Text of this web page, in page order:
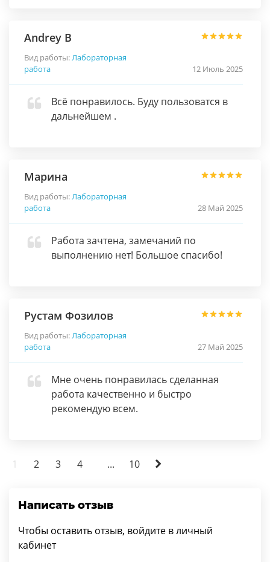
Andrey B
Вид работы:Лабораторная
работа
12 Июль 2025
Всё понравилось. Буду пользоватся в
дальнейшем .
Марина
Вид работы:Лабораторная
работа
28 Май 2025
Работа зачтена, замечаний по
выполнению нет! Большое спасибо!
Рустам Фозилов
Вид работы:Лабораторная
работа
27 Май 2025
Мне очень понравилась сделанная
работа качественно и быстро
рекомендую всем.
1 2 3 4 ... 10
Написать отзыв
Чтобы оставить отзыв, войдите в личный
кабинет